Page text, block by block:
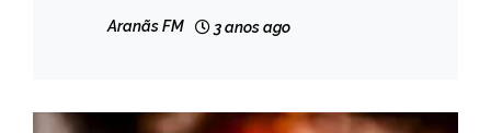
Aranãs FM 3 anos ago